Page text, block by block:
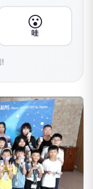
😮
哇
!